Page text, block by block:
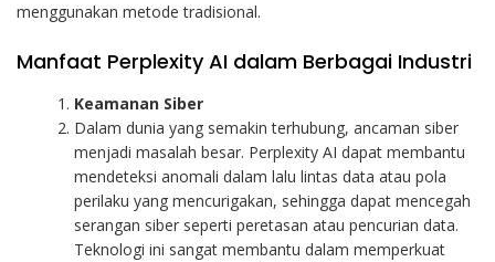
menggunakan metode tradisional.
Manfaat Perplexity AI dalam Berbagai Industri
Keamanan Siber
Dalam dunia yang semakin terhubung, ancaman siber
menjadi masalah besar. Perplexity AI dapat membantu
mendeteksi anomali dalam lalu lintas data atau pola
perilaku yang mencurigakan, sehingga dapat mencegah
serangan siber seperti peretasan atau pencurian data.
Teknologi ini sangat membantu dalam memperkuat